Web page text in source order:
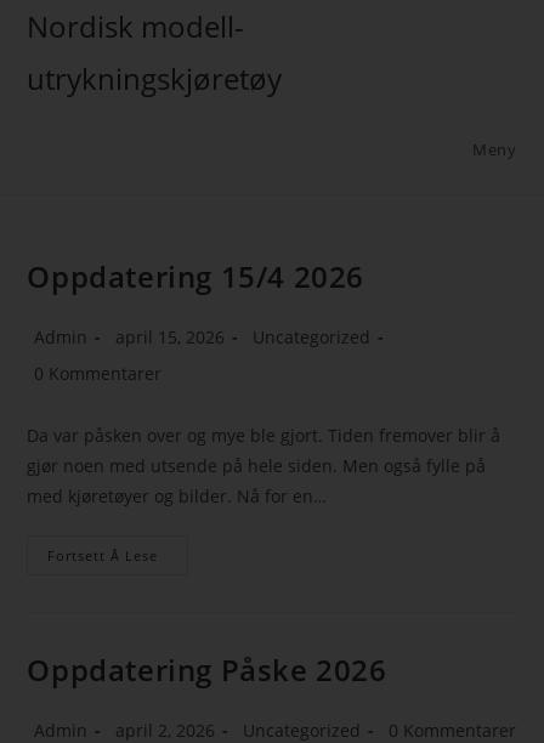
Nordisk modell-
utrykningskjøretøy
Meny
Oppdatering 15/4 2026
Admin april 15, 2026
Uncategorized
0 Kommentarer
Da var påsken over og mye ble gjort. Tiden fremover blir å
gjør noen med utsende på hele siden. Men også fylle på
med kjøretøyer og bilder. Nå for en…
Fortsett Å Lese
Oppdatering Påske 2026
Admin april 2, 2026 Uncategorized 0 Kommentarer